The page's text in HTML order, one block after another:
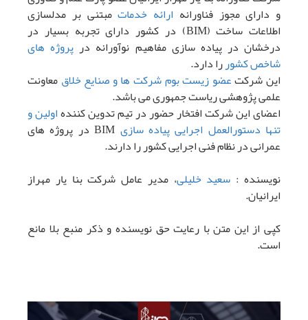
و دارای مجوز فناورانه ارائه خدماتمبتنی بر مدلسازی
اطلاعات ساخت (BIM) در کشور دارای تجربه بسیار در
درخشان در پیاده سازی مفاهیم نوآورانه در پروژه های
شاخص کشوررا دارد.
این شرکتعضو زیست بوم شرکت ها و صنایع خلاقمعاونت
علمی پژوهشی ریاست جمهوری می باشد.
اعضای این شرکت افتخار حضور در تیم تدوین کنندهاولین و
تنها دستورالعمل اجرایی پیاده سازی BIM در پروژه های
عمرانی در نظام فنی اجرایی کشور را دارند.
نویسنده : سعید خلیلی، مدیر عامل شرکت بنا یار مهراز
ایرانیان.
کپی از این متن با رعایت حق نویسنده و ذکر منبع بلا مانع
است.